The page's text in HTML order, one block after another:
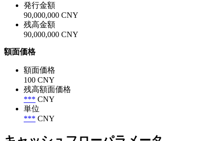
発行金額
90,000,000 CNY
残高金額
90,000,000 CNY
額面価格
額面価格
100 CNY
残高額面価格
*** CNY
単位
*** CNY